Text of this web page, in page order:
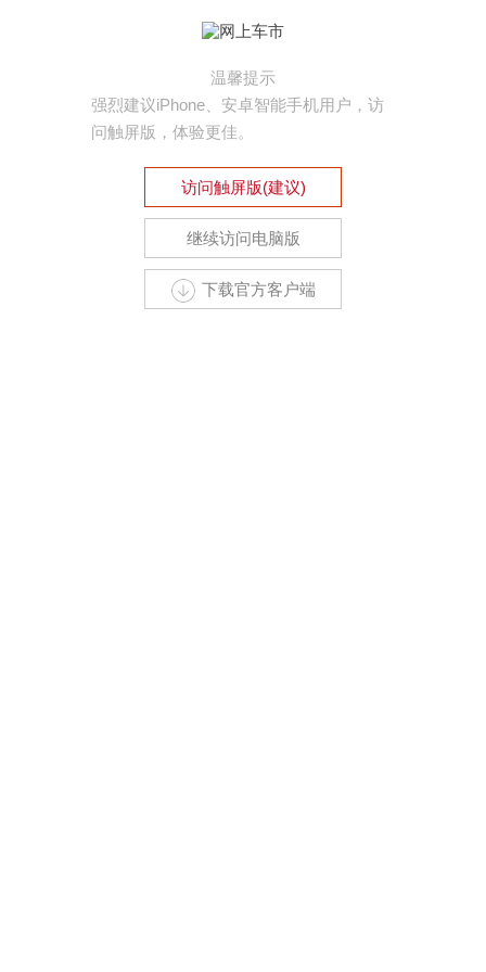
温馨提示
强烈建议iPhone、安卓智能手机用户，访
问触屏版，体验更佳。
访问触屏版(建议)
继续访问电脑版
下载官方客户端